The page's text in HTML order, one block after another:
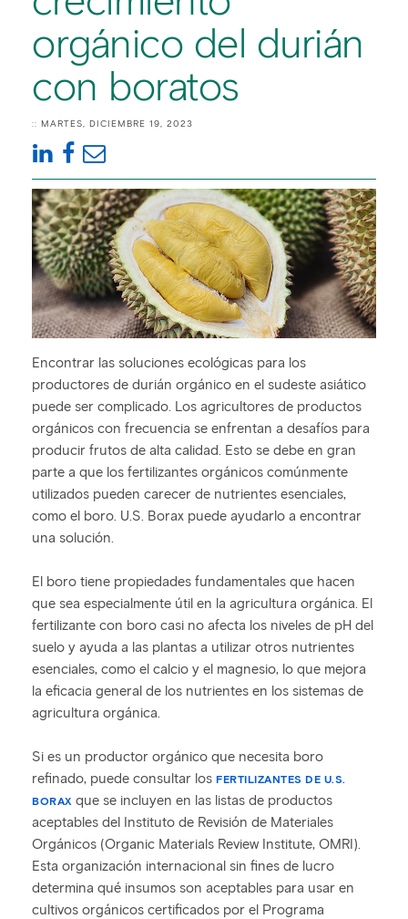
orgánico del durián
con boratos
:: MARTES, DICIEMBRE 19, 2023
Encontrar las soluciones ecológicas para los
productores de durián orgánico en el sudeste asiático
puede ser complicado. Los agricultores de productos
orgánicos con frecuencia se enfrentan a desafíos para
producir frutos de alta calidad. Esto se debe en gran
parte a que los fertilizantes orgánicos comúnmente
utilizados pueden carecer de nutrientes esenciales,
como el boro. U.S. Borax puede ayudarlo a encontrar
una solución.
El boro tiene propiedades fundamentales que hacen
que sea especialmente útil en la agricultura orgánica. El
fertilizante con boro casi no afecta los niveles de pH del
suelo y ayuda a las plantas a utilizar otros nutrientes
esenciales, como el calcio y el magnesio, lo que mejora
la eficacia general de los nutrientes en los sistemas de
agricultura orgánica.
Si es un productor orgánico que necesita boro
refinado, puede consultar los FERTILIZANTES DE U.S.
BORAXque se incluyen en las listas de productos
aceptables del Instituto de Revisión de Materiales
Orgánicos (Organic Materials Review Institute, OMRI).
Esta organización internacional sin fines de lucro
determina qué insumos son aceptables para usar en
cultivos orgánicos certificados por el Programa